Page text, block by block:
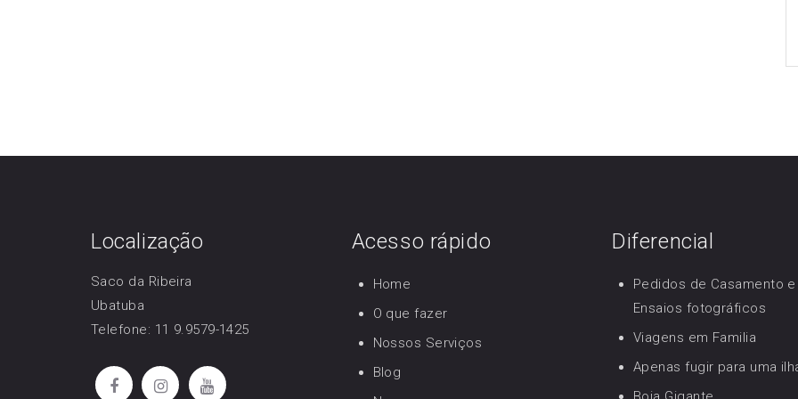
Localização
Saco da Ribeira
Ubatuba
Telefone: 11 9.9579-1425
Acesso rápido
Home
O que fazer
Nossos Serviços
Blog
Diferencial
Pedidos de Casamento e
Ensaios fotográficos
Viagens em Familia
Apenas fugir para uma